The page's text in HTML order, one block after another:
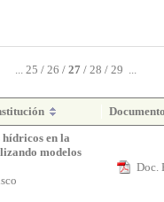
... 25 / 26 / 27 / 28 / 29 ...
en la
modelos
Doc.